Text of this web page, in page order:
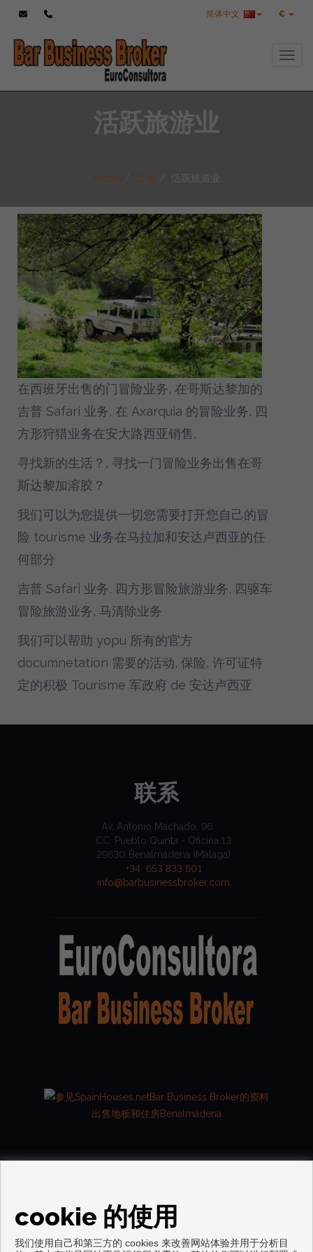
€
简体中文
活跃旅游业
Home 公司 活跃旅游业
在西班牙出售的门冒险业务, 在哥斯达黎加的
吉普 Safari 业务, 在 Axarquia 的冒险业务, 四
方形狩猎业务在安大路西亚销售,
寻找新的生活？, 寻找一门冒险业务出售在哥
斯达黎加溶胶？
我们可以为您提供一切您需要打开您自己的冒
险 tourisme 业务在马拉加和安达卢西亚的任
何部分
吉普 Safari 业务, 四方形冒险旅游业务, 四驱车
冒险旅游业务, 马清除业务
我们可以帮助 yopu 所有的官方
documnetation 需要的活动, 保险, 许可证特
定的积极 Tourisme 军政府 de 安达卢西亚
联系
Av. Antonio Machado, 96
CC. Pueblo Quinta - Oficina 13
29630 Benalmádena (Málaga)
+34 653 833 601
info@barbusinessbroker.com
出售地板和住房Benalmádena
cookie 的使用
我们使用自己和第三方的 cookies 来改善网站体验并用于分析目